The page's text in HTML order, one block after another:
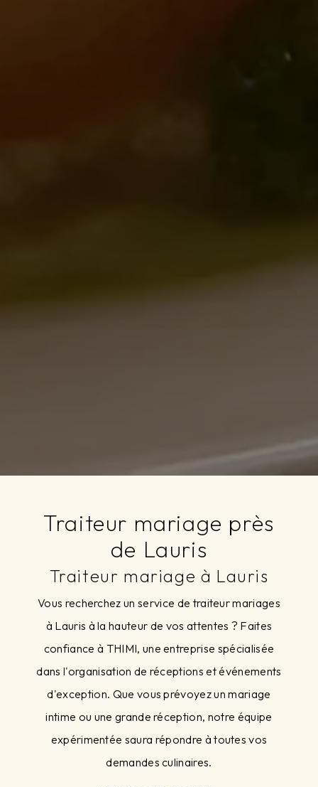
Traiteur mariage près
de Lauris
Traiteur mariage à Lauris
Vous recherchez un service de traiteur mariages
à Lauris à la hauteur de vos attentes ? Faites
confiance à THIMI, une entreprise spécialisée
dans l'organisation de réceptions et événements
d'exception. Que vous prévoyez un mariage
intime ou une grande réception, notre équipe
expérimentée saura répondre à toutes vos
demandes culinaires.